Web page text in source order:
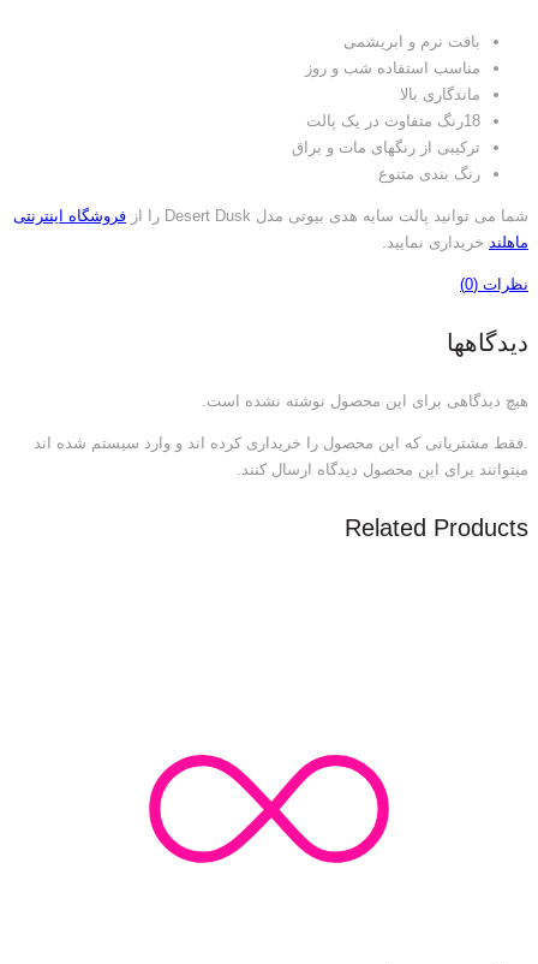
بافت نرم و ابریشمی
مناسب استفاده شب و روز
ماندگاری بالا
18رنگ متفاوت در یک پالت
ترکیبی از رنگهای مات و براق
رنگ بندی متنوع
شما می توانید پالت سایه هدی بیوتی مدل Desert Dusk را از
فروشگاه اینترنتی
ماهلند خریداری نمایید.
نظرات (0)
دیدگاهها
هیچ دیدگاهی برای این محصول نوشته نشده است.
.فقط مشتریانی که این محصول را خریداری کرده اند و وارد سیستم شده اند
میتوانند برای این محصول دیدگاه ارسال کنند.
Related Products